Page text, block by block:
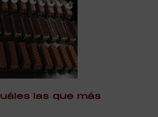
las que más